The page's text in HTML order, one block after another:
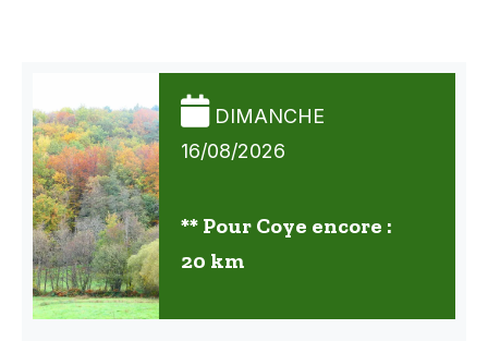
DIMANCHE
16/08/2026
** Pour Coye encore :
20 km